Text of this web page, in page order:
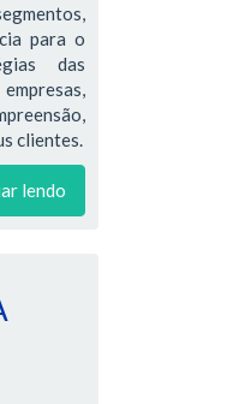
para o
das
clientes.
lendo